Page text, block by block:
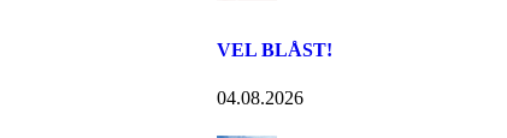
VEL BLÅST!
04.08.2026